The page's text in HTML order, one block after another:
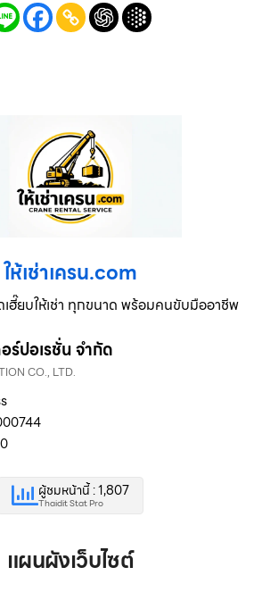
ให้เช่าเครน.com
เฮี๊ยบให้เช่า ทุกขนาด พร้อมคนขับมืออาชีพ
ร์ปอเรชั่น จำกัด
CO., LTD.
ผู้ชมหน้านี้ : 1,807
Thaidit Stat Pro
แผนผังเว็บไซต์